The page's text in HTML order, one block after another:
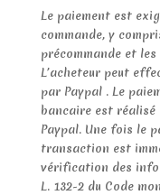
Le paiement est
commande, y
précommande et
L’acheteur peut
par Paypal . Le
bancaire est
Paypal. Une fois le
transaction est
vérification des
L. 132-2 du Code